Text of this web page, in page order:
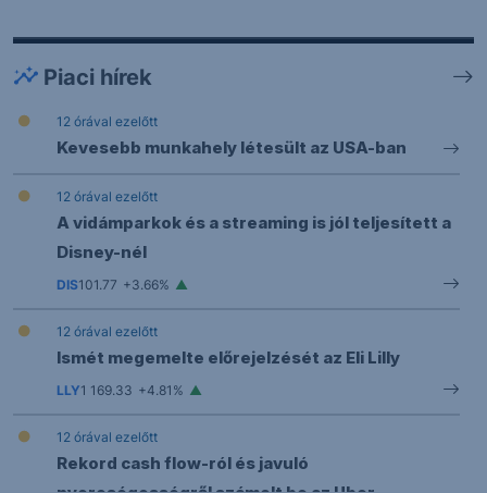
Piaci hírek
12 órával ezelőtt
Kevesebb munkahely létesült az USA-ban
12 órával ezelőtt
A vidámparkok és a streaming is jól teljesített a
Disney-nél
DIS101.77 +3.66%
12 órával ezelőtt
Ismét megemelte előrejelzését az Eli Lilly
LLY1 169.33 +4.81%
12 órával ezelőtt
Rekord cash flow-ról és javuló